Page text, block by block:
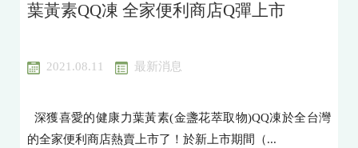
葉黃素QQ凍 全家便利商店Q彈上市
2021.08.11 最新消息
深獲喜愛的健康力葉黃素(金盞花萃取物)QQ凍於全台灣
的全家便利商店熱賣上市了！於新上市期間（...